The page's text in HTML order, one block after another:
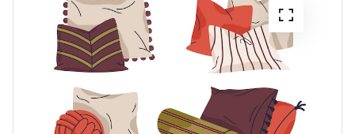
в СМИ
программы